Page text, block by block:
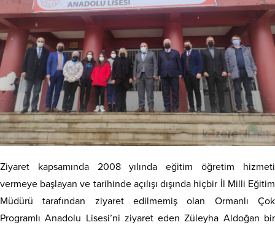
Ziyaret kapsamında 2008 yılında eğitim öğretim hizmeti
vermeye başlayan ve tarihinde açılışı dışında hiçbir İl Milli Eğitim
Müdürü tarafından ziyaret edilmemiş olan Ormanlı Çok
Programlı Anadolu Lisesi’ni ziyaret eden Züleyha Aldoğan bir